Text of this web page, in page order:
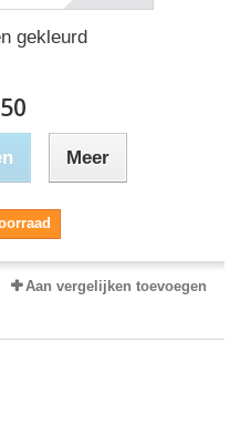
gekleurd
Meer
Aan vergelijken toevoegen